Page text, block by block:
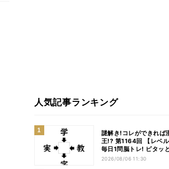
人気記事ランキング
謎解き!コレができれば
王!? 第1164回 【レベル
毎日1問脳トレ! ピタッ
る漢字はどれだ?
2026/08/06 11:30